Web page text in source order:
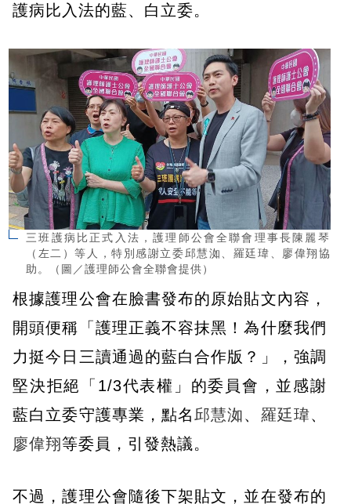
護病比入法的藍、白立委。
三班護病比正式入法，護理師公會全聯會理事長陳麗琴
（左二）等人，特別感謝立委邱慧洳、羅廷瑋、廖偉翔協
助。（圖／護理師公會全聯會提供）
根據護理公會在臉書發布的原始貼文內容，
開頭便稱「護理正義不容抹黑！為什麼我們
力挺今日三讀通過的藍白合作版？」，強調
堅決拒絕「1/3代表權」的委員會，並感謝
藍白立委守護專業，點名邱慧洳、 羅廷瑋、
廖偉翔等委員，引發熱議。
不過，護理公會隨後下架貼文，並在發布的